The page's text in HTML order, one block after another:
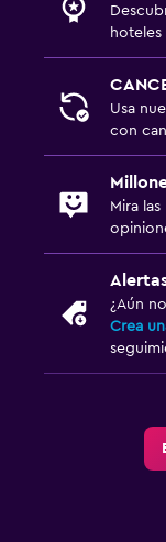
hoteles
Usa
con
Mira
¿Aún
Crea